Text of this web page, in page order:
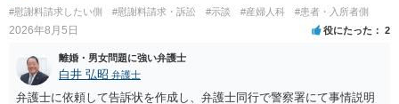
#慰謝料請求したい側 #慰謝料請求・訴訟 #示談 #産婦人科 #患者・入所者側
2026年8月5日 役にたった 2
離婚・男女問題に強い弁護士
白井 弘昭 弁護士
弁護士に依頼して告訴状を作成し、弁護士同行で警察署にて事情説明